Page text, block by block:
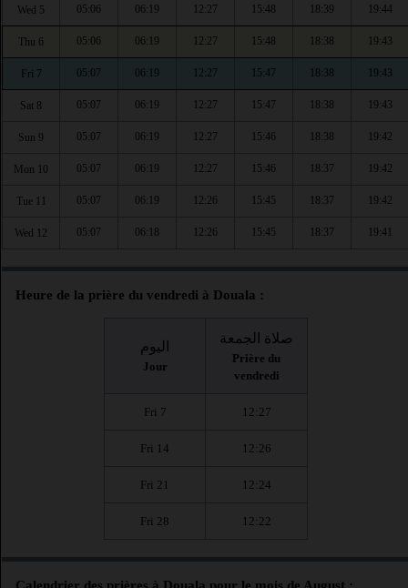
Wed 5 05:06 06:19 12:27 15:48 18:39 19:44
Thu 6 05:06 06:19 12:27 15:48 18:38 19:43
Fri 7 05:07 06:19 12:27 15:47 18:38 19:43
Sat 8 05:07 06:19 12:27 15:47 18:38 19:43
Sun 9 05:07 06:19 12:27 15:46 18:38 19:42
Mon 10 05:07 06:19 12:27 15:46 18:37 19:42
Tue 11 05:07 06:19 12:26 15:45 18:37 19:42
Wed 12 05:07 06:18 12:26 15:45 18:37 19:41
Heure de la prière du vendredi à Douala :
اليوم
Jour
صلاة الجمعة
Prière du
vendredi
Fri 7 12:27
Fri 14 12:26
Fri 21 12:24
Fri 28 12:22